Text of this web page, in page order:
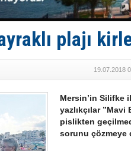
DÖDER,
Fairline,
Runit
plajı
19.07.2018
Mersin’in Silifke
yazlıkçılar
pislikten
sorunu çözmeye